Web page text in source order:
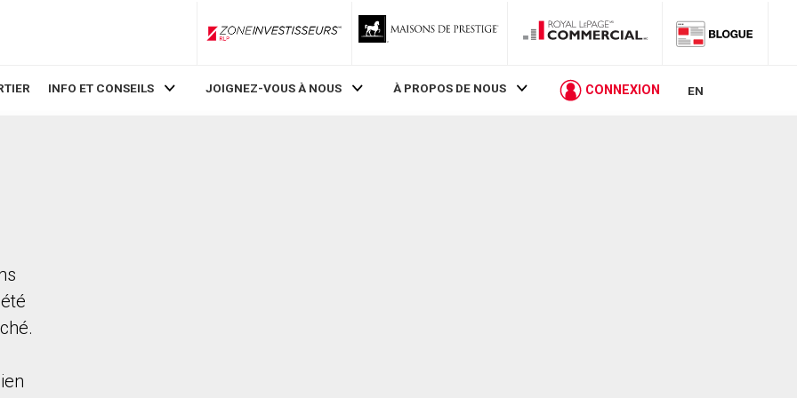
ZoneInvestisseurs RLP
INFO ET CONSEILS JOIGNEZ-VOUS À NOUS À PROPOS DE NOUS CONNEXION EN